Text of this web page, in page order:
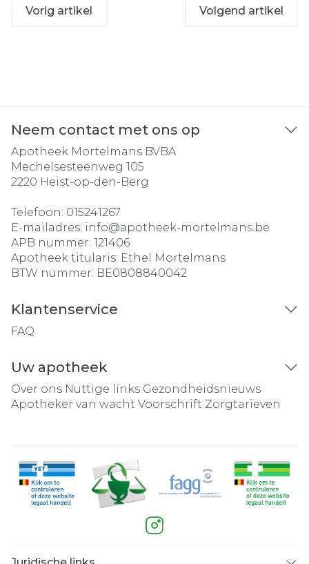
Vorig artikel Volgend artikel
Neem contact met ons op
Apotheek Mortelmans BVBA
Mechelsesteenweg 105
2220 Heist-op-den-Berg
Telefoon: 015241267
E-mailadres: info@apotheek-mortelmans.be
APB nummer: 121406
Apotheek titularis: Ethel Mortelmans
BTW nummer: BE0808840042
Klantenservice
FAQ
Uw apotheek
Over ons Nuttige links Gezondheidsnieuws
Apotheker van wacht Voorschrift Zorgtarieven